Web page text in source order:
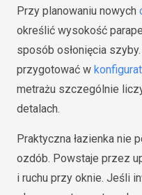
Przy planowaniu nowych
określić wysokość
sposób osłonięcia
przygotować w
metrażu szczególnie
detalach.
Praktyczna łazienka nie
ozdób. Powstaje przez
i ruchu przy oknie. Jeśli